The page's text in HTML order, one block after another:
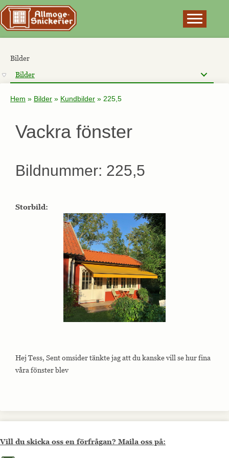
Bilder
Bilder
Hem » Bilder » Kundbilder » 225,5
Vackra fönster
Bildnummer: 225,5
Storbild:
Hej Tess, Sent omsider tänkte jag att du kanske vill se hur fina
våra fönster blev
Vill du skicka oss en förfrågan? Maila oss på: